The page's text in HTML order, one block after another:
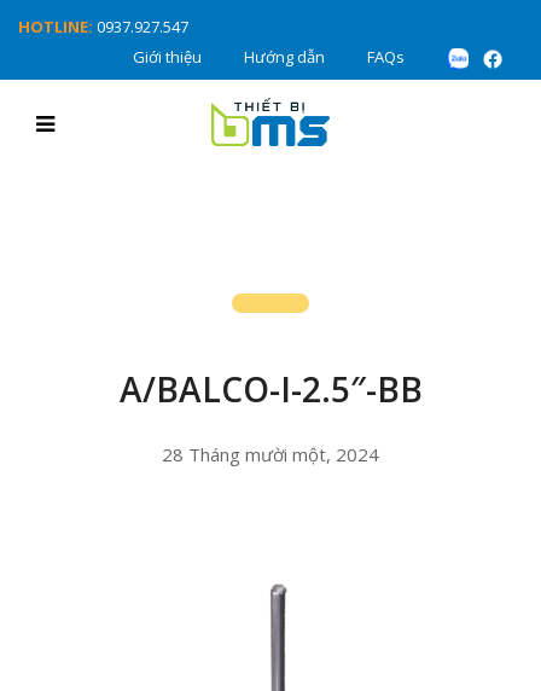
HOTLINE: 0937.927.547
Giới thiệu
Hướng dẫn FAQs
A/BALCO-I-2.5″-BB
28 Tháng mười một, 2024